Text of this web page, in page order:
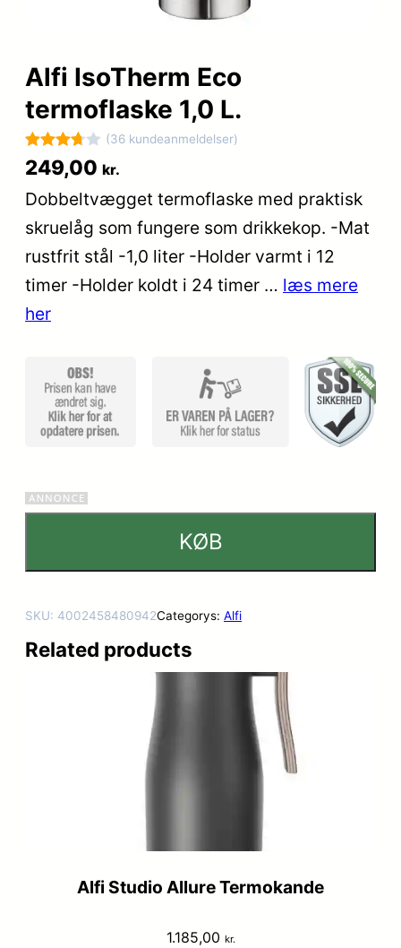
Alfi IsoTherm Eco
termoflaske 1,0 L.
Bedømt
3.7ud
af 5
baseret
36
kundebed
ømmels
(36 kundeanmeldelser)
249,00 kr.
Dobbeltvægget termoflaske med praktisk
skruelåg som fungere som drikkekop. -Mat
rustfrit stål -1,0 liter -Holder varmt i 12
timer -Holder koldt i 24 timer … læs mere
her
KØB
SKU: 4002458480942Categorys: Alfi
Related products
Alfi Studio Allure Termokande
1.185,00 kr.